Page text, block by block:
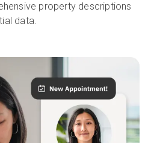
property descriptions
data.